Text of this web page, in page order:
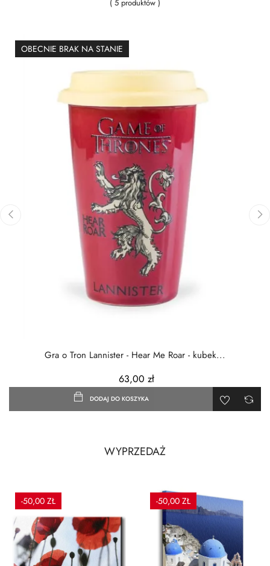
( 5 produktów )
OBECNIE BRAK NA STANIE
Gra o Tron Lannister - Hear Me Roar - kubek...
63,00 zł
DODAJ DO KOSZYKA
WYPRZEDAŻ
-50,00 ZŁ -50,00 ZŁ